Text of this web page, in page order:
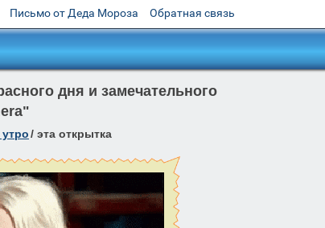
Письмо от Деда Мороза Обратная связь
дня и замечательного
/ эта открытка